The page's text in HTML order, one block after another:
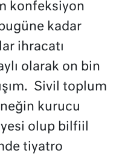
konfeksiyon
kadar
ihracatı
olarak on bin
Sivil toplum
kurucu
olup bilfiil
tiyatro